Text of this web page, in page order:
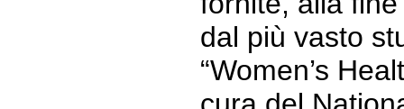
dal più vasto
“Women’s